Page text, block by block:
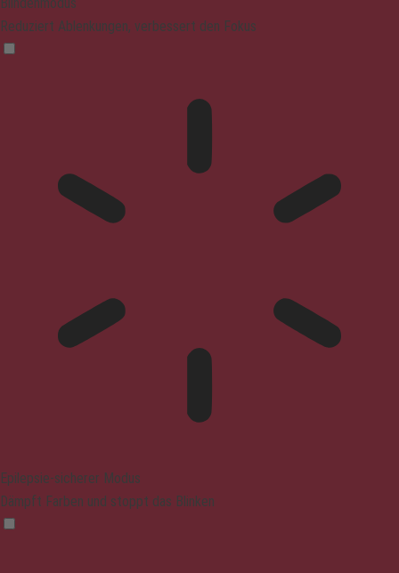
Reduziert Ablenkungen, verbessert den Fokus
Epilepsie-sicherer Modus
Dämpft Farben und stoppt das Blinken